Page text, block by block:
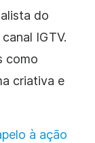
do
IGTV.
como
criativa e
à ação